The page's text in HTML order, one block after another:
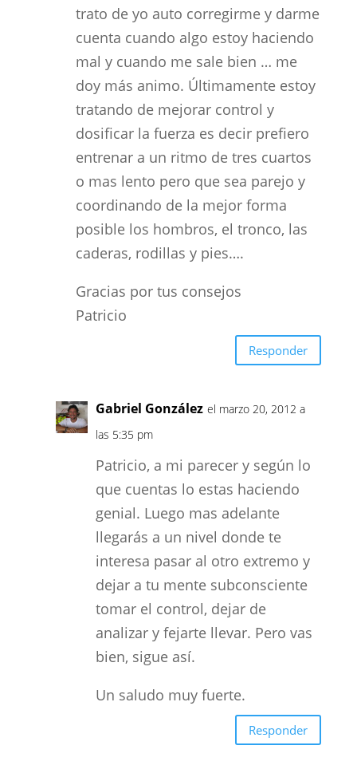
trato de yo auto corregirme y darme
cuenta cuando algo estoy haciendo
mal y cuando me sale bien … me
doy más animo. Últimamente estoy
tratando de mejorar control y
dosificar la fuerza es decir prefiero
entrenar a un ritmo de tres cuartos
o mas lento pero que sea parejo y
coordinando de la mejor forma
posible los hombros, el tronco, las
caderas, rodillas y pies….
Gracias por tus consejos
Patricio
Responder
Gabriel González el marzo 20, 2012 a
las 5:35 pm
Patricio, a mi parecer y según lo
que cuentas lo estas haciendo
genial. Luego mas adelante
llegarás a un nivel donde te
interesa pasar al otro extremo y
dejar a tu mente subconsciente
tomar el control, dejar de
analizar y fejarte llevar. Pero vas
bien, sigue así.
Un saludo muy fuerte.
Responder